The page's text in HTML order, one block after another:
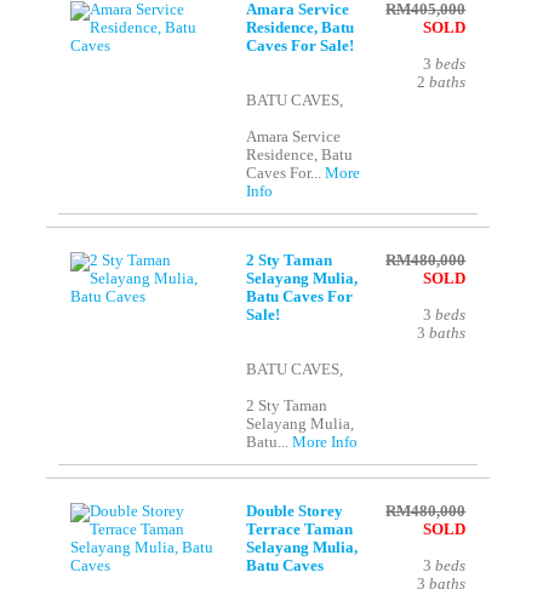
Amara Service
Residence, Batu
Caves For Sale!
BATU CAVES,
Amara Service
Residence, Batu
Caves For...More
Info
RM405,000
SOLD
3 beds
2 baths
2 Sty Taman
Selayang Mulia,
Batu Caves For
Sale!
BATU CAVES,
2 Sty Taman
Selayang Mulia,
Batu...More Info
RM480,000
SOLD
3 beds
3 baths
Double Storey
Terrace Taman
Selayang Mulia,
Batu Caves
RM480,000
SOLD
3 beds
3 baths